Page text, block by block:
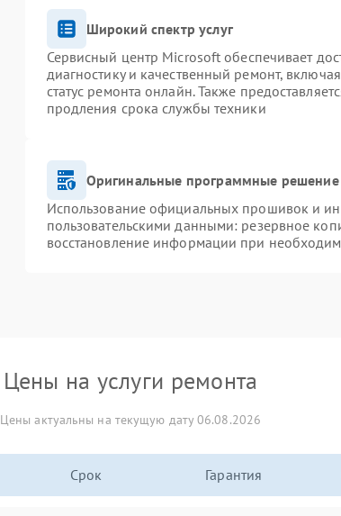
Широкий спектр услуг
Сервисный центр Microsoft обеспечивает
диагностику и качественный ремонт,
статус ремонта онлайн. Также
продления срока службы техники
Оригинальные программные
Использование официальных прошивок и
пользовательскими данными: резервное
восстановление информации при
Цены на услуги ремонта
Цены актуальны на текущую дату 06.08.2026
Срок Гарантия